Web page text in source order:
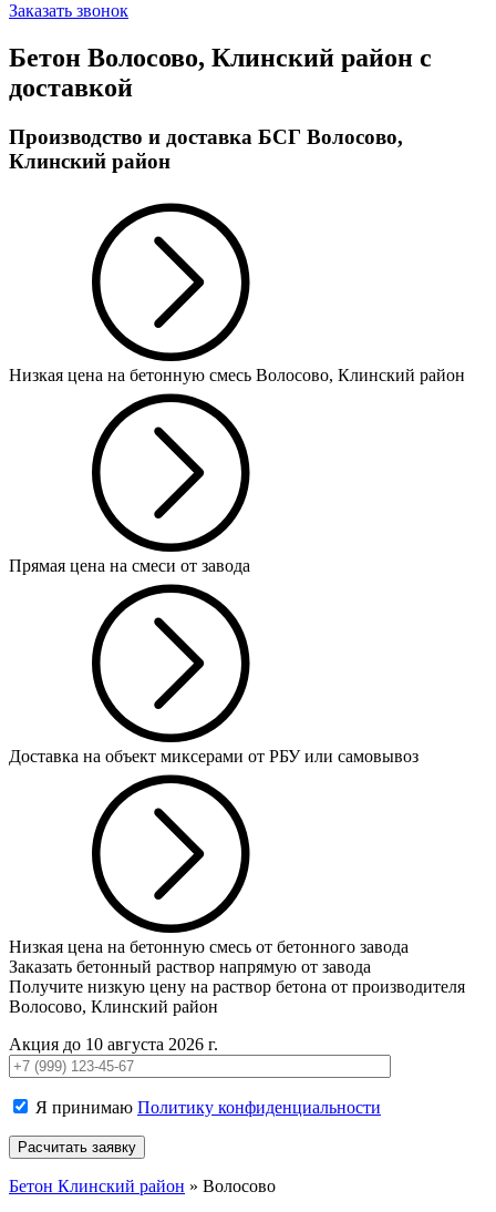
Заказать звонок
Бетон Волосово, Клинский район с
доставкой
Производство и доставка БСГ Волосово,
Клинский район
Низкая цена на бетонную смесь Волосово, Клинский район
Прямая цена на смеси от завода
Доставка на объект миксерами от РБУ или самовывоз
Низкая цена на бетонную смесь от бетонного завода
Заказать бетонный раствор напрямую от завода
Получите низкую цену на раствор бетона от производителя
Волосово, Клинский район
Акция до 10 августа 2026 г.
Я принимаю Политику конфиденциальности
Бетон Клинский район » Волосово